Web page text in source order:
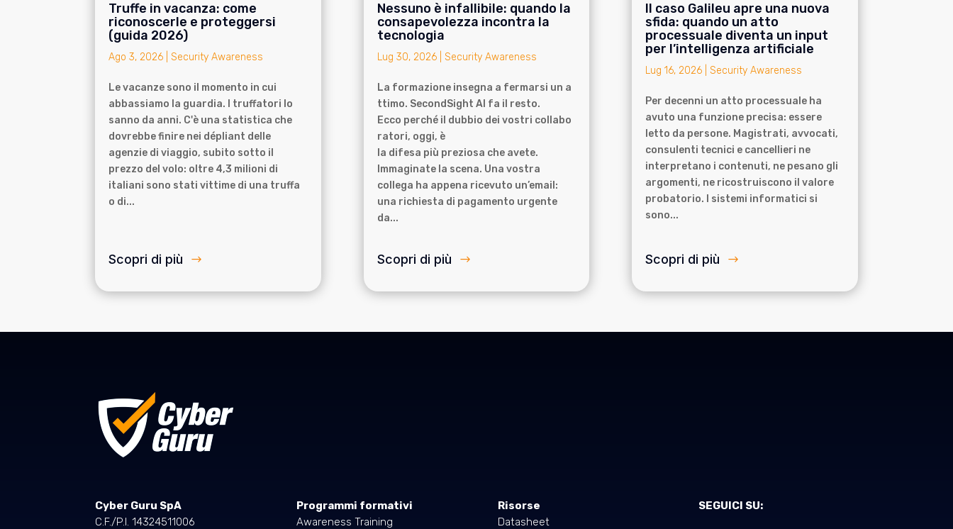
Truffe in vacanza: come
riconoscerle e proteggersi
(guida 2026)
Ago 3, 2026 |Security Awareness
Le vacanze sono il momento in cui
abbassiamo la guardia. I truffatori lo
sanno da anni. C'è una statistica che
dovrebbe finire nei dépliant delle
agenzie di viaggio, subito sotto il
prezzo del volo: oltre 4,3 milioni di
italiani sono stati vittime di una truffa
o di...
Scopri di più
Nessuno è infallibile: quando la
consapevolezza incontra la
tecnologia
Lug 30, 2026| Security Awareness
La formazione insegna a fermarsi un a
ttimo. SecondSight AI fa il resto.
Ecco perché il dubbio dei vostri collabo
ratori, oggi, è
la difesa più preziosa che avete.
Immaginate la scena. Una vostra
collega ha appena ricevuto un’email:
una richiesta di pagamento urgente
da...
Scopri di più
Il caso Galileu apre una nuova
sfida: quando un atto
processuale diventa un input
per l’intelligenza artificiale
Lug 16, 2026| Security Awareness
Per decenni un atto processuale ha
avuto una funzione precisa: essere
letto da persone. Magistrati, avvocati,
consulenti tecnici e cancellieri ne
interpretano i contenuti, ne pesano gli
argomenti, ne ricostruiscono il valore
probatorio. I sistemi informatici si
sono...
Scopri di più
Cyber Guru SpA
C.F./P.I. 14324511006
Programmi formativi
Awareness Training
Risorse
Datasheet
SEGUICI SU: